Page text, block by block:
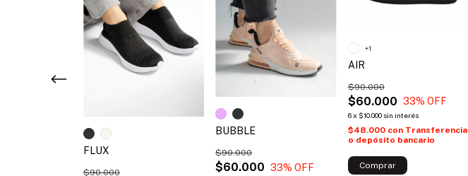
FLUX
$90.000
BUBBLE
$60.000
$90.000
33% OFF
AIR
$60.000
$90.000
33% OFF
6x $10.000 sin interés
$48.000 con Transferencia
o depósito bancario
+1
Comprar